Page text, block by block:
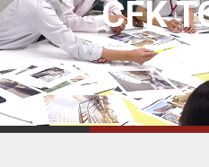
CFK
トピッ